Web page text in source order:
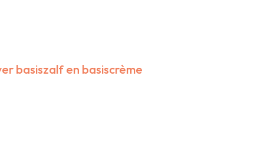
basiszalf en basiscrème